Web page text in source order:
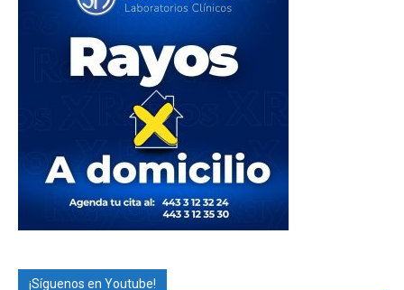
¡Síguenos en Youtube!